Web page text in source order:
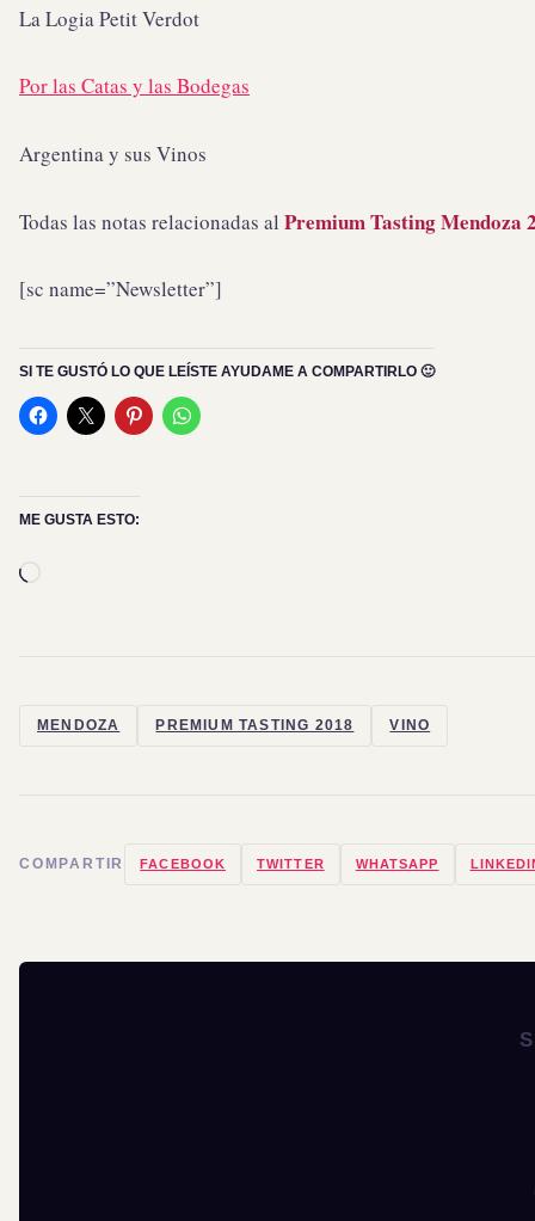
La Logia Petit Verdot
Por las Catas y las Bodegas
Argentina y sus Vinos
Todas las notas relacionadas al Premium Tasting Mendoza
[sc name=”Newsletter”]
SI TE GUSTÓ LO QUE LEÍSTE AYUDAME A COMPARTIRLO 🙂
ME GUSTA ESTO:
MENDOZA PREMIUM TASTING 2018 VINO
COMPARTIR FACEBOOK TWITTER WHATSAPP